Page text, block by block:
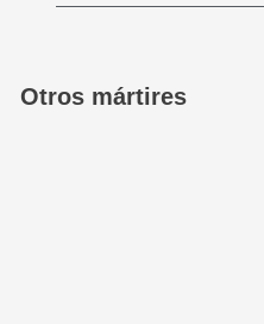
Otros mártires